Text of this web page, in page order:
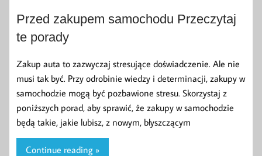
Przed zakupem samochodu Przeczytaj
te porady
Zakup auta to zazwyczaj stresujące doświadczenie. Ale nie
musi tak być. Przy odrobinie wiedzy i determinacji, zakupy w
samochodzie mogą być pozbawione stresu. Skorzystaj z
poniższych porad, aby sprawić, że zakupy w samochodzie
będą takie, jakie lubisz, z nowym, błyszczącym
Continue reading »